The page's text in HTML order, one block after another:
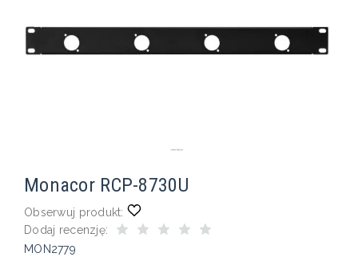
Monacor RCP-8730U
Obserwuj produkt:
Dodaj recenzję:
MON2779